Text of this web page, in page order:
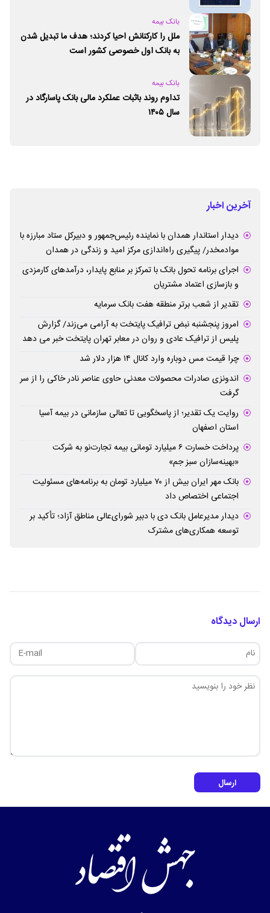
بانک بیمه
ملل را کارکنانش احیا کردند؛ هدف ما تبدیل شدن
به بانک اول خصوصی کشور است
بانک بیمه
تداوم روند باثبات عملکرد مالی بانک پاسارگاد در
سال ۱۴۰۵
آخرین اخبار
دیدار استاندار همدان با نماینده رئیس‌جمهور و دبیرکل ستاد مبارزه با
موادمخدر/ پیگیری راه‌اندازی مرکز امید و زندگی در همدان
اجرای برنامه تحول بانک با تمرکز بر منابع پایدار، درآمدهای کارمزدی
و بازسازی اعتماد مشتریان
تقدیر از شعب برتر منطقه هفت بانک سرمایه
امروز پنجشنبه نبض ترافیک پایتخت به آرامی می‌زند/ گزارش
پلیس از ترافیک عادی و روان در معابر تهران پایتخت خبر می دهد
چرا قیمت مس دوباره وارد کانال ۱۴ هزار دلار شد
اندونزی صادرات محصولات معدنی حاوی عناصر نادر خاکی را از سر
گرفت
روایت یک تقدیر؛ از پاسخگویی تا تعالی سازمانی در بیمه آسیا
استان اصفهان
پرداخت خسارت ۶ میلیارد تومانی بیمه تجارت‌نو به شرکت
«بهینه‌سازان سبز جم»
بانک مهر ایران بیش از ۷۰ میلیارد تومان به برنامه‌های مسئولیت
اجتماعی اختصاص داد
دیدار مدیرعامل بانک دی با دبیر شورای‌عالی مناطق آزاد؛ تأکید بر
توسعه همکاری‌های مشترک
ارسال دیدگاه
ارسال